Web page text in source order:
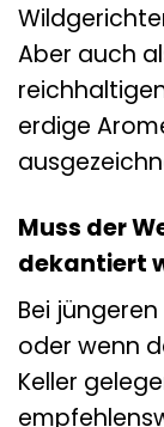
Aber auch
erdige
Muss der
dekantiert
Bei
oder wenn
Keller